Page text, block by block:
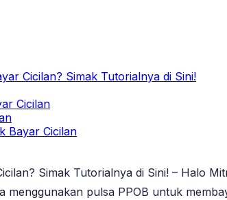
Cicilan? Simak Tutorialnya di Sini!
Cicilan
Bayar Cicilan
Simak Tutorialnya di Sini! – Halo
pulsa PPOB untuk